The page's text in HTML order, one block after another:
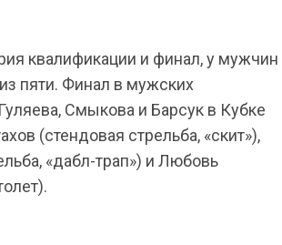
квалификации и финал, у мужчин
пяти. Финал в мужских
Смыкова и Барсук в Кубке
(стендовая стрельба, «скит»),
«дабл-трап») и Любовь